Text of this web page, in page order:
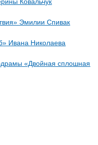
Ковальчук
Эмилии Спивак
Ивана Николаева
«Двойная сплошная